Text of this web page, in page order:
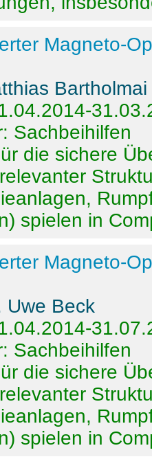
Magneto-
Bartholmai
Sachbeihilfen
die sichere
spielen in
Magneto-
Uwe Beck
Sachbeihilfen
die sichere
spielen in